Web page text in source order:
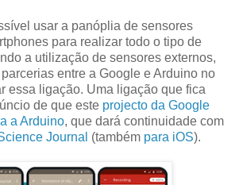
usar a panóplia de sensores
para realizar todo o tipo de
a utilização de sensores externos,
entre a Google e Arduino no
essa ligação. Uma ligação que fica
de que este projecto da Google
a Arduino, que dará continuidade com
Journal (também para iOS).